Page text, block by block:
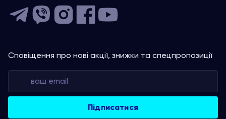
Сповіщення про нові акції, знижки та спецпропозиції